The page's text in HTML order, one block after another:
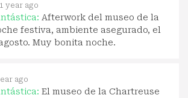
1 year ago
Afterwork del museo de la
festiva, ambiente asegurado, el
Muy bonita noche.
ago
El museo de la Chartreuse